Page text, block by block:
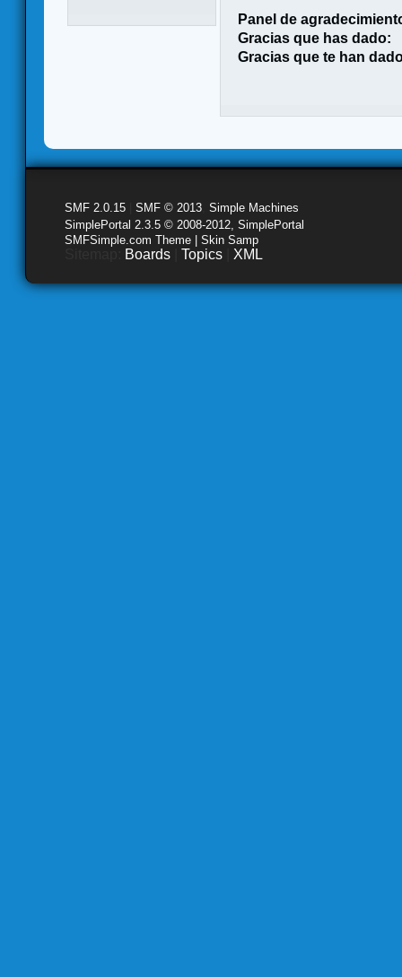
Panel de
Gracias que has dado:
Gracias que te han
SMF 2.0.15 SMF © 2013 Simple Machines
SimplePortal 2.3.5 © 2008-2012, SimplePortal
SMFSimple.com Theme | Skin Samp
Boards Topics XML